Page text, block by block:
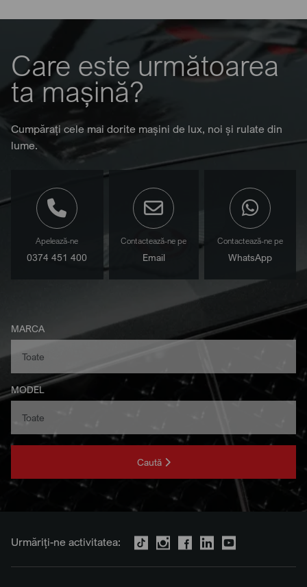
Care este următoarea
ta mașină?
Cumpărați cele mai dorite mașini de lux, noi și rulate din
lume.
Apelează-ne
0374 451 400
Contactează-ne pe
Email
Contactează-ne pe
WhatsApp
MARCA
MODEL
Caută
Urmăriți-ne activitatea: